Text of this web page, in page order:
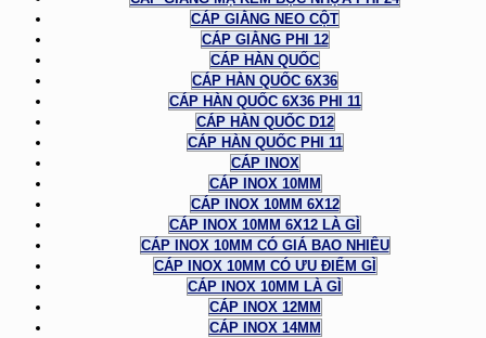
CÁP GIẰNG NEO CỘT
CÁP GIẰNG PHI 12
CÁP HÀN QUỐC
CÁP HÀN QUỐC 6X36
CÁP HÀN QUỐC 6X36 PHI 11
CÁP HÀN QUỐC D12
CÁP HÀN QUỐC PHI 11
CÁP INOX
CÁP INOX 10MM
CÁP INOX 10MM 6X12
CÁP INOX 10MM 6X12 LÀ GÌ
CÁP INOX 10MM CÓ GIÁ BAO NHIÊU
CÁP INOX 10MM CÓ ƯU ĐIỂM GÌ
CÁP INOX 10MM LÀ GÌ
CÁP INOX 12MM
CÁP INOX 14MM